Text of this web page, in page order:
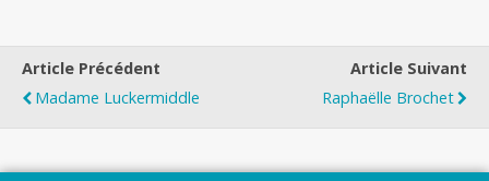
Article Précédent
Madame Luckermiddle
Article Suivant
Raphaëlle Brochet